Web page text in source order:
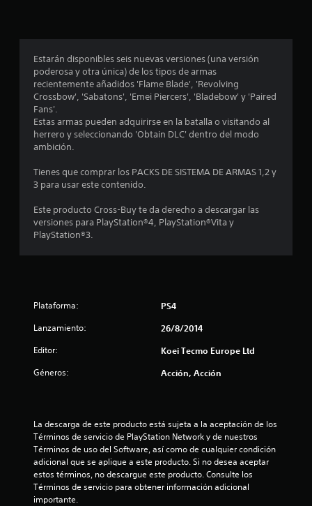
t
r
e
l
a
n
a
f
i
Estarán disponibles seis nuevas versiones (una versión
poderosa y otra única) de los tipos de armas
recientemente añadidos 'Flame Blade', 'Revolving
Crossbow', 'Sabatons', 'Emei Piercers', 'Bladebow' y 'Paired
Fans'.
Estas armas pueden adquirirse en la batalla o visitando al
herrero y seleccionando 'Obtain DLC' dentro del modo
ambición.
Tienes que comprar los PACKS DE SISTEMA DE ARMAS 1,2 y
3 para usar este contenido.
Este producto Cross-Buy te da derecho a descargar las
versiones para PlayStation®4, PlayStation®Vita y
PlayStation®3.
Plataforma: PS4
Lanzamiento: 26/8/2014
Editor: Koei Tecmo Europe Ltd
Géneros: Acción, Acción
La descarga de este producto está sujeta a la aceptación de los
Términos de servicio de PlayStation Network y de nuestros
Términos de uso del Software, así como de cualquier condición
adicional que se aplique a este producto. Si no desea aceptar
estos términos, no descargue este producto. Consulte los
Términos de servicio para obtener información adicional
importante.